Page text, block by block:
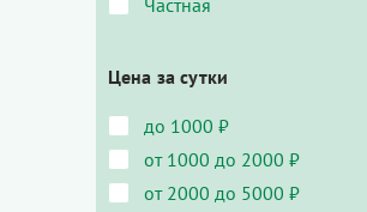
Цена за сутки
до 1000 ₽
от 1000 до 2000 ₽
от 2000 до 5000 ₽